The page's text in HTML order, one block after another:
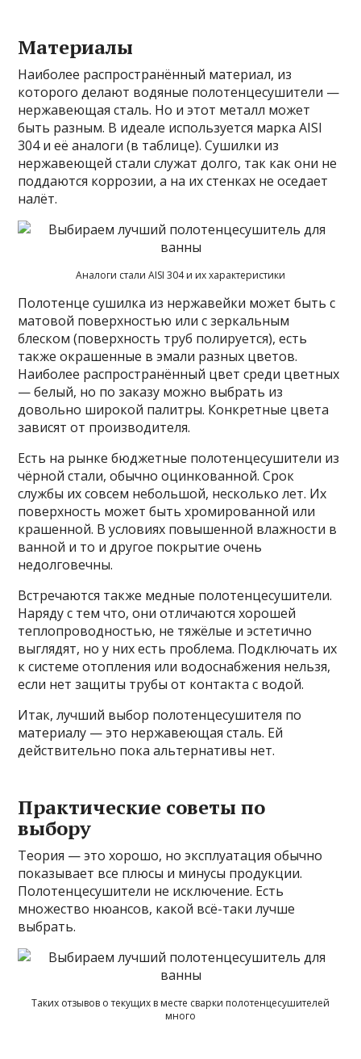
Материалы
Наиболее распространённый материал, из
которого делают водяные полотенцесушители —
нержавеющая сталь. Но и этот металл может
быть разным. В идеале используется марка AISI
304 и её аналоги (в таблице). Сушилки из
нержавеющей стали служат долго, так как они не
поддаются коррозии, а на их стенках не оседает
налёт.
Аналоги стали AISI 304 и их характеристики
Полотенце сушилка из нержавейки может быть с
матовой поверхностью или с зеркальным
блеском (поверхность труб полируется), есть
также окрашенные в эмали разных цветов.
Наиболее распространённый цвет среди цветных
— белый, но по заказу можно выбрать из
довольно широкой палитры. Конкретные цвета
зависят от производителя.
Есть на рынке бюджетные полотенцесушители из
чёрной стали, обычно оцинкованной. Срок
службы их совсем небольшой, несколько лет. Их
поверхность может быть хромированной или
крашенной. В условиях повышенной влажности в
ванной и то и другое покрытие очень
недолговечны.
Встречаются также медные полотенцесушители.
Наряду с тем что, они отличаются хорошей
теплопроводностью, не тяжёлые и эстетично
выглядят, но у них есть проблема. Подключать их
к системе отопления или водоснабжения нельзя,
если нет защиты трубы от контакта с водой.
Итак, лучший выбор полотенцесушителя по
материалу — это нержавеющая сталь. Ей
действительно пока альтернативы нет.
Практические советы по
выбору
Теория — это хорошо, но эксплуатация обычно
показывает все плюсы и минусы продукции.
Полотенцесушители не исключение. Есть
множество нюансов, какой всё-таки лучше
выбрать.
Таких отзывов о текущих в месте сварки полотенцесушителей
много